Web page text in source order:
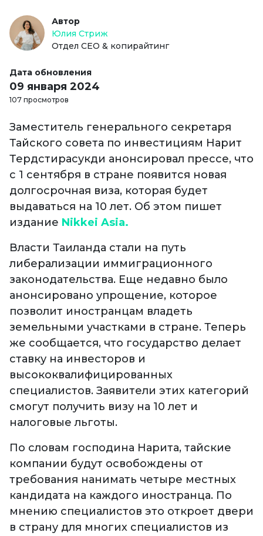
Автор
Юлия Стриж
Отдел СЕО & копирайтинг
Дата обновления
09 января 2024
107 просмотров
Заместитель генерального секретаря
Тайского совета по инвестициям Нарит
Тердстирасукди анонсировал прессе, что
с 1 сентября в стране появится новая
долгосрочная виза, которая будет
выдаваться на 10 лет. Об этом пишет
издание Nikkei Asia.
Власти Таиланда стали на путь
либерализации иммиграционного
законодательства. Еще недавно было
анонсировано упрощение, которое
позволит иностранцам владеть
земельными участками в стране. Теперь
же сообщается, что государство делает
ставку на инвесторов и
высококвалифицированных
специалистов. Заявители этих категорий
смогут получить визу на 10 лет и
налоговые льготы.
По словам господина Нарита, тайские
компании будут освобождены от
требования нанимать четыре местных
кандидата на каждого иностранца. По
мнению специалистов это откроет двери
в страну для многих специалистов из